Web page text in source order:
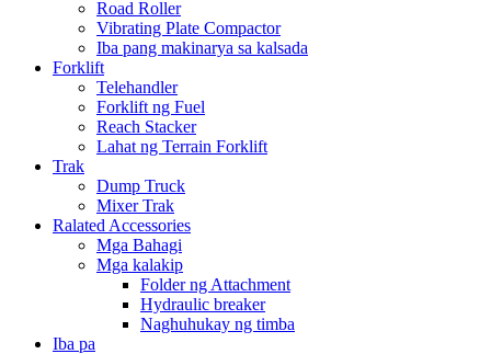
Road Roller
Vibrating Plate Compactor
Iba pang makinarya sa kalsada
Forklift
Telehandler
Forklift ng Fuel
Reach Stacker
Lahat ng Terrain Forklift
Trak
Dump Truck
Mixer Trak
Ralated Accessories
Mga Bahagi
Mga kalakip
Folder ng Attachment
Hydraulic breaker
Naghuhukay ng timba
Iba pa